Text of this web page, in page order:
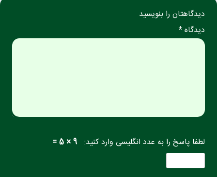
دیدگاهتان را بنویسید
دیدگاه *
لطفا پاسخ را به عدد انگلیسی وارد کنید: 9 × 5 =